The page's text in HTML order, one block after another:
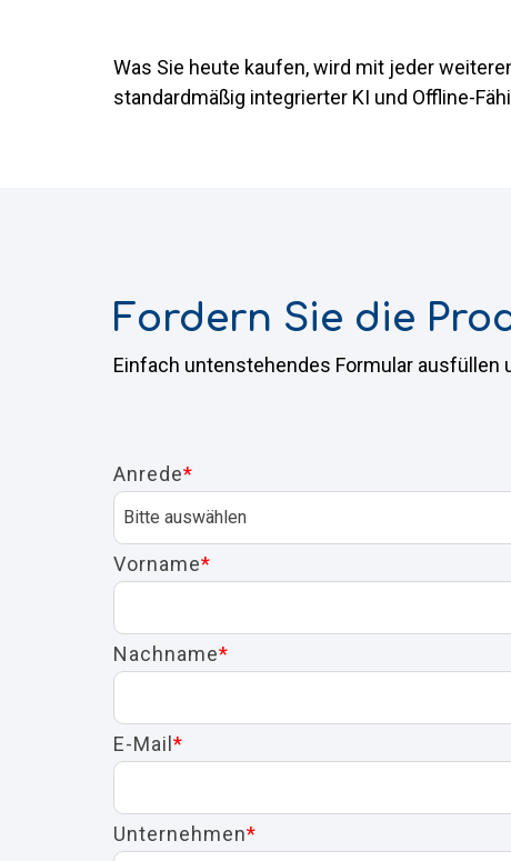
Was Sie heute kaufen, wird mit jeder
standardmäßig integrierter KI und Offline-
Fordern Sie die
Einfach untenstehendes Formular ausfüllen
Anrede*
Vorname*
Nachname*
E-Mail*
Unternehmen*